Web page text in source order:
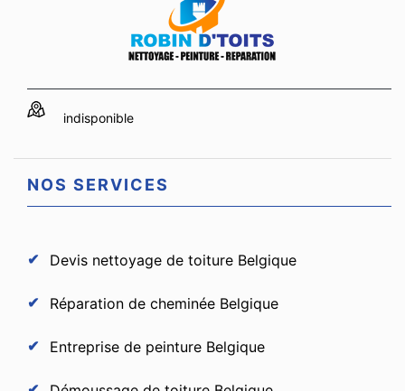
indisponible
NOS SERVICES
Devis nettoyage de toiture Belgique
Réparation de cheminée Belgique
Entreprise de peinture Belgique